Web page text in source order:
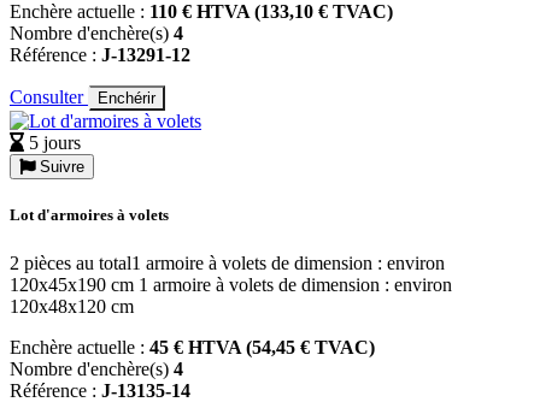
Enchère actuelle : 110 € HTVA (133,10 € TVAC)
Nombre d'enchère(s) 4
Référence : J-13291-12
Consulter Enchérir
5 jours
Suivre
Lot d'armoires à volets
2 pièces au total1 armoire à volets de dimension : environ
120x45x190 cm 1 armoire à volets de dimension : environ
120x48x120 cm
Enchère actuelle : 45 € HTVA (54,45 € TVAC)
Nombre d'enchère(s) 4
Référence : J-13135-14